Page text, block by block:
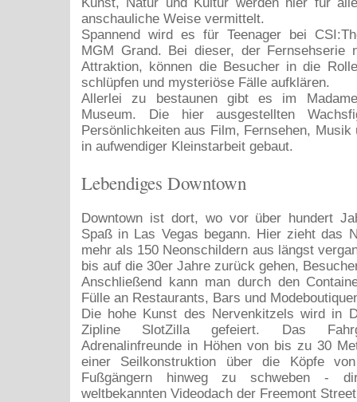
anschauliche Weise vermittelt.
Spannend wird es für Teenager bei
MGM Grand. Bei dieser, der Fernsehserie
Attraktion, können die Besucher in die
schlüpfen und mysteriöse Fälle aufklären.
Allerlei zu bestaunen gibt es im
Museum. Die hier ausgestellten
Persönlichkeiten aus Film, Fernsehen, Musik
in aufwendiger Kleinstarbeit gebaut.
Lebendiges Downtown
Downtown ist dort, wo vor über hundert
Spaß in Las Vegas begann. Hier zieht das
mehr als 150 Neonschildern aus längst
bis auf die 30er Jahre zurück gehen,
Anschließend kann man durch den
Fülle an Restaurants, Bars und
Die hohe Kunst des Nervenkitzels wird in
Zipline SlotZilla gefeiert. Das
Adrenalinfreunde in Höhen von bis zu 30
einer Seilkonstruktion über die Köpfe
Fußgängern hinweg zu schweben -
weltbekannten Videodach der Freemont